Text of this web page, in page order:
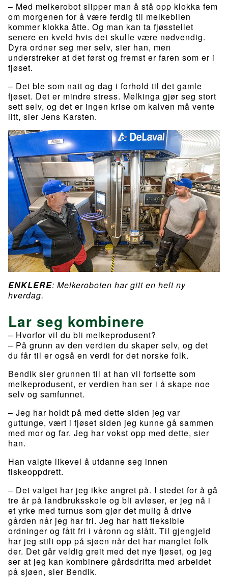
– Med melkerobot slipper man å stå opp klokka fem
om morgenen for å være ferdig til melkebilen
kommer klokka åtte. Og man kan ta fjøsstellet
senere en kveld hvis det skulle være nødvendig.
Dyra ordner seg mer selv, sier han, men
understreker at det først og fremst er faren som er i
fjøset.
– Det ble som natt og dag i forhold til det gamle
fjøset. Det er mindre stress. Melkinga gjør seg stort
sett selv, og det er ingen krise om kalven må vente
litt, sier Jens Karsten.
ENKLERE: Melkeroboten har gitt en helt ny
hverdag.
Lar seg kombinere
– Hvorfor vil du bli melkeprodusent?
– På grunn av den verdien du skaper selv, og det
du får til er også en verdi for det norske folk.
Bendik sier grunnen til at han vil fortsette som
melkeprodusent, er verdien han ser i å skape noe
selv og samfunnet.
– Jeg har holdt på med dette siden jeg var
guttunge, vært i fjøset siden jeg kunne gå sammen
med mor og far. Jeg har vokst opp med dette, sier
han.
Han valgte likevel å utdanne seg innen
fiskeoppdrett.
– Det valget har jeg ikke angret på. I stedet for å gå
tre år på landbruksskole og bli avløser, er jeg nå i
et yrke med turnus som gjør det mulig å drive
gården når jeg har fri. Jeg har hatt fleksible
ordninger og fått fri i våronn og slått. Til gjengjeld
har jeg stilt opp på sjøen når det har manglet folk
der. Det går veldig greit med det nye fjøset, og jeg
ser at jeg kan kombinere gårdsdrifta med arbeidet
på sjøen, sier Bendik.